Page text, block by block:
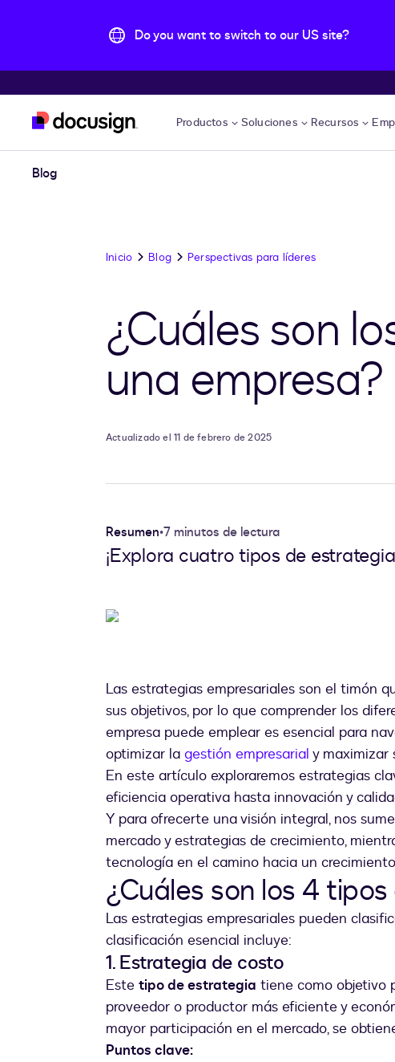
Do you want to switch to our US site?
Productos Soluciones Recursos
Blog
Inicio Blog Perspectivas para líderes
¿Cuáles son
una empresa?
Actualizado el 11 de febrero de 2025
Resumen•7 minutos de lectura
¡Explora cuatro tipos de
Las estrategias empresariales son el timón
sus objetivos, por lo que comprender los
empresa puede emplear es esencial para
optimizar la gestión empresarial y maximizar
En este artículo exploraremos estrategias
eficiencia operativa hasta innovación y
Y para ofrecerte una visión integral, nos
mercado y estrategias de crecimiento,
tecnología en el camino hacia un
¿Cuáles son los 4
Las estrategias empresariales pueden
clasificación esencial incluye:
1. Estrategia de costo
Este tipo de estrategia tiene como objetivo
proveedor o productor más eficiente y
mayor participación en el mercado, se
Puntos clave: